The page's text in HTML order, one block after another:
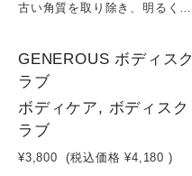
古い角質を取り除き、明るく輝く肌のためのシュガースクラブ。 肌にハリとうるおいを与え、フレッシュな肌へ導きます。肌を保湿しながら角質ケアできます。 シュガーは物理的に柔らかく、肌に傷をつけるリスクが低く、肌に傷口がある方にも滲みることなく使っていただくことができます。オレンジ＆レモンの柑橘系、マスカット＆ホワイトバーチ、フランボワーズ＆ローズの香りの3個セット。
GENEROUS ボディスク
ラブ
ボディケア, ボディスク
ラブ
¥3,800 (税込価格 ¥4,180 )